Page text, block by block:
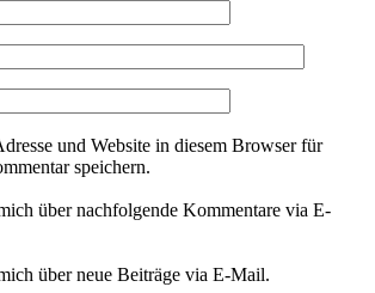
und Website in diesem Browser für
speichern.
über nachfolgende Kommentare via E-
über neue Beiträge via E-Mail.